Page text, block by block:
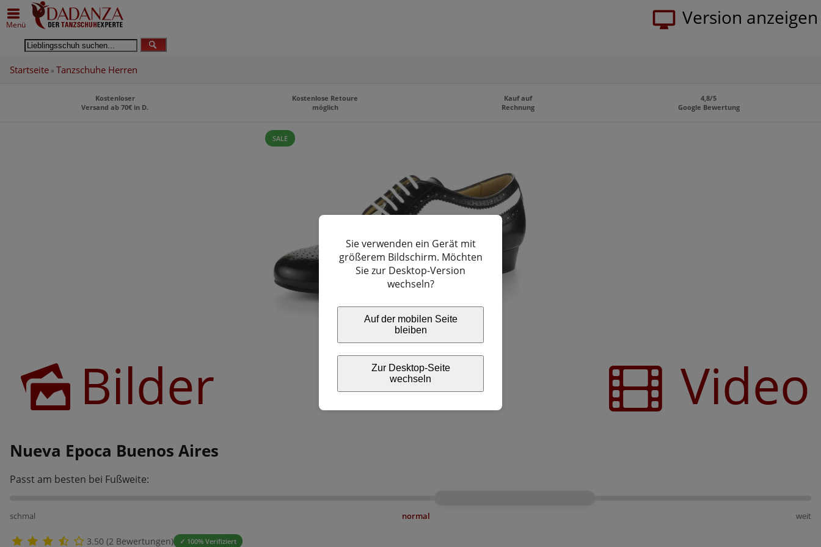
Sie verwenden ein Gerät mit
größerem Bildschirm. Möchten
Sie zur Desktop-Version
wechseln?
Auf der mobilen Seite
bleiben
Zur Desktop-Seite
wechseln
Menü
Startseite »Tanzschuhe Herren
Kostenloser
Versand ab 70€ in D.
Kostenlose Retoure
möglich
Kauf auf
Rechnung
4,8/5
Google Bewertung
SALE
Bilder Video
Nueva Epoca Buenos Aires
Passt am besten bei Fußweite:
schmal normal weit
3.50 (2 Bewertungen) ✓ 100% Verifiziert